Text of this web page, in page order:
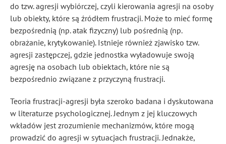
do tzw. agresji wybiórczej, czyli kierowania agresji na osoby
lub obiekty, które są źródłem frustracji. Może to mieć formę
bezpośrednią (np. atak fizyczny) lub pośrednią (np.
obrażanie, krytykowanie). Istnieje również zjawisko tzw.
agresji zastępczej, gdzie jednostka wyładowuje swoją
agresję na osobach lub obiektach, które nie są
bezpośrednio związane z przyczyną frustracji.
Teoria frustracji-agresji była szeroko badana i dyskutowana
w literaturze psychologicznej. Jednym z jej kluczowych
wkładów jest zrozumienie mechanizmów, które mogą
prowadzić do agresji w sytuacjach frustracji. Jednakże,